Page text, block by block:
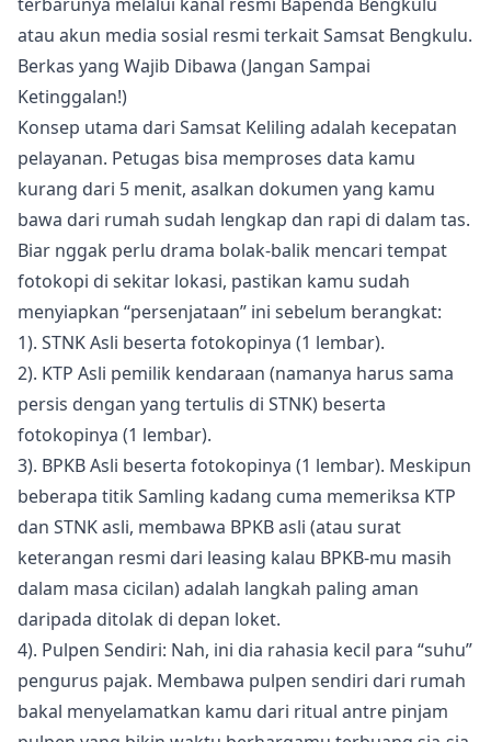
atau akun media sosial resmi terkait Samsat Bengkulu.
Berkas yang Wajib Dibawa (Jangan Sampai
Ketinggalan!)
Konsep utama dari Samsat Keliling adalah kecepatan
pelayanan. Petugas bisa memproses data kamu
kurang dari 5 menit, asalkan dokumen yang kamu
bawa dari rumah sudah lengkap dan rapi di dalam tas.
Biar nggak perlu drama bolak-balik mencari tempat
fotokopi di sekitar lokasi, pastikan kamu sudah
menyiapkan “persenjataan” ini sebelum berangkat:
1). STNK Asli beserta fotokopinya (1 lembar).
2). KTP Asli pemilik kendaraan (namanya harus sama
persis dengan yang tertulis di STNK) beserta
fotokopinya (1 lembar).
3). BPKB Asli beserta fotokopinya (1 lembar). Meskipun
beberapa titik Samling kadang cuma memeriksa KTP
dan STNK asli, membawa BPKB asli (atau surat
keterangan resmi dari leasing kalau BPKB-mu masih
dalam masa cicilan) adalah langkah paling aman
daripada ditolak di depan loket.
4). Pulpen Sendiri: Nah, ini dia rahasia kecil para “suhu”
pengurus pajak. Membawa pulpen sendiri dari rumah
bakal menyelamatkan kamu dari ritual antre pinjam